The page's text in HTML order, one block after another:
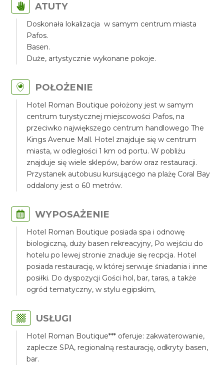
ATUTY
Doskonała lokalizacja w samym centrum miasta
Pafos.
Basen.
Duże, artystycznie wykonane pokoje.
POŁOŻENIE
Hotel Roman Boutique położony jest w samym
centrum turystycznej miejscowości Pafos, na
przeciwko największego centrum handlowego The
Kings Avenue Mall. Hotel znajduje się w centrum
miasta, w odległości 1 km od portu. W pobliżu
znajduje się wiele sklepów, barów oraz restauracji.
Przystanek autobusu kursującego na plażę Coral Bay
oddalony jest o 60 metrów.
WYPOSAŻENIE
Hotel Roman Boutique posiada spa i odnowę
biologiczną, duży basen rekreacyjny, Po wejściu do
hotelu po lewej stronie znaduje się recpcja. Hotel
posiada restaurację, w której serwuje śniadania i inne
posiłki. Do dyspozycji Gości hol, bar, taras, a także
ogród tematyczny, w stylu egipskim,
USŁUGI
Hotel Roman Boutique*** oferuje: zakwaterowanie,
zaplecze SPA, regionalną restaurację, odkryty basen,
bar.